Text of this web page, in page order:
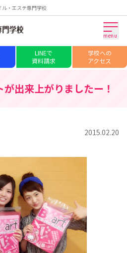
・エステ専門学校
menu
LINEで
資料請求
学校への
アクセス
出来上がりましたー！
2015.02.20